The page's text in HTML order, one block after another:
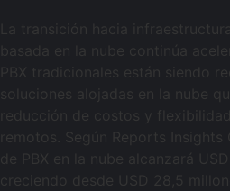
La transición hacia
basada en la nube continúa
PBX tradicionales están siendo
soluciones alojadas en la nube
reducción de costos y
remotos. Según Reports Insights
de PBX en la nube alcanzará
creciendo desde USD 28,5